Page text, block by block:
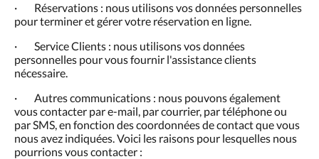
· Réservations : nous utilisons vos données personnelles
pour terminer et gérer votre réservation en ligne.
· Service Clients : nous utilisons vos données
personnelles pour vous fournir l'assistance clients
nécessaire.
· Autres communications : nous pouvons également
vous contacter par e-mail, par courrier, par téléphone ou
par SMS, en fonction des coordonnées de contact que vous
nous avez indiquées. Voici les raisons pour lesquelles nous
pourrions vous contacter :